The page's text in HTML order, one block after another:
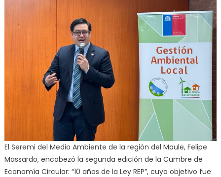
El Seremi del Medio Ambiente de la región del Maule, Felipe
Massardo, encabezó la segunda edición de la Cumbre de
Economía Circular: “10 años de la Ley REP”, cuyo objetivo fue